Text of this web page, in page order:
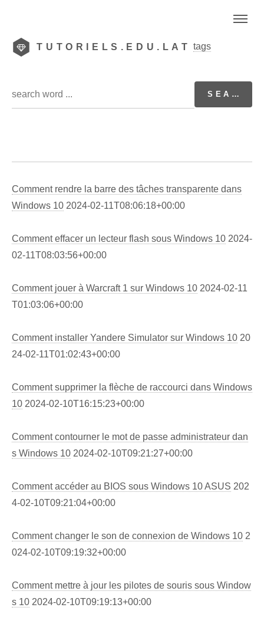
TUTORIELS.EDU.LAT tags
Comment rendre la barre des tâches transparente dans
Windows 10 2024-02-11T08:06:18+00:00
Comment effacer un lecteur flash sous Windows 10 2024-
02-11T08:03:56+00:00
Comment jouer à Warcraft 1 sur Windows 10 2024-02-11
T01:03:06+00:00
Comment installer Yandere Simulator sur Windows 10 20
24-02-11T01:02:43+00:00
Comment supprimer la flèche de raccourci dans Windows
10 2024-02-10T16:15:23+00:00
Comment contourner le mot de passe administrateur dan
s Windows 10 2024-02-10T09:21:27+00:00
Comment accéder au BIOS sous Windows 10 ASUS 202
4-02-10T09:21:04+00:00
Comment changer le son de connexion de Windows 10 2
024-02-10T09:19:32+00:00
Comment mettre à jour les pilotes de souris sous Window
s 10 2024-02-10T09:19:13+00:00